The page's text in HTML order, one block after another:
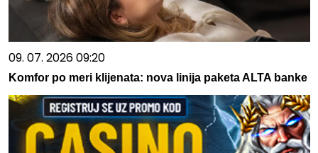
09. 07. 2026 09:20
Komfor po meri klijenata: nova linija paketa ALTA banke